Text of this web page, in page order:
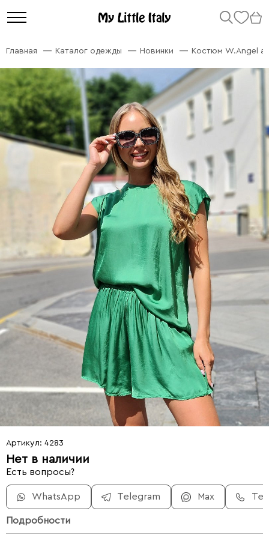
Главная Каталог одежды Новинки Костюм W.Angel
Артикул: 4283
Нет в наличии
Есть вопросы?
WhatsApp Telegram Max
Подробности